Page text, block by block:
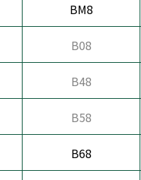
BM8
B08
B48
B58
B68